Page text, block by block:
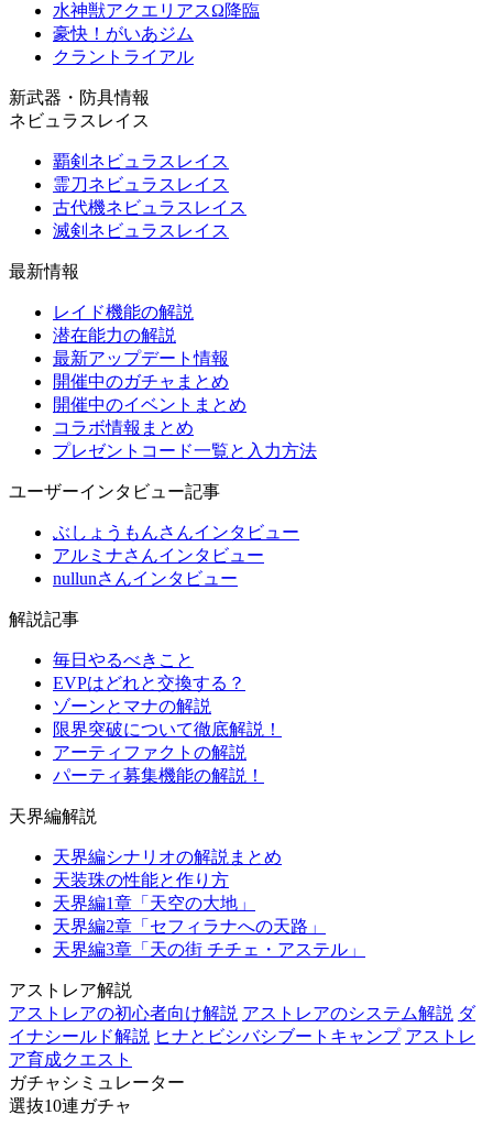
水神獣アクエリアスΩ降臨
豪快！がいあジム
クラントライアル
新武器・防具情報
ネビュラスレイス
覇剣ネビュラスレイス
霊刀ネビュラスレイス
古代機ネビュラスレイス
滅剣ネビュラスレイス
最新情報
レイド機能の解説
潜在能力の解説
最新アップデート情報
開催中のガチャまとめ
開催中のイベントまとめ
コラボ情報まとめ
プレゼントコード一覧と入力方法
ユーザーインタビュー記事
ぶしょうもんさんインタビュー
アルミナさんインタビュー
nullunさんインタビュー
解説記事
毎日やるべきこと
EVPはどれと交換する？
ゾーンとマナの解説
限界突破について徹底解説！
アーティファクトの解説
パーティ募集機能の解説！
天界編解説
天界編シナリオの解説まとめ
天装珠の性能と作り方
天界編1章「天空の大地」
天界編2章「セフィラナへの天路」
天界編3章「天の街 チチェ・アステル」
アストレア解説
アストレアの初心者向け解説 アストレアのシステム解説 ダ
イナシールド解説 ヒナとビシバシブートキャンプ アストレ
ア育成クエスト
ガチャシミュレーター
選抜10連ガチャ